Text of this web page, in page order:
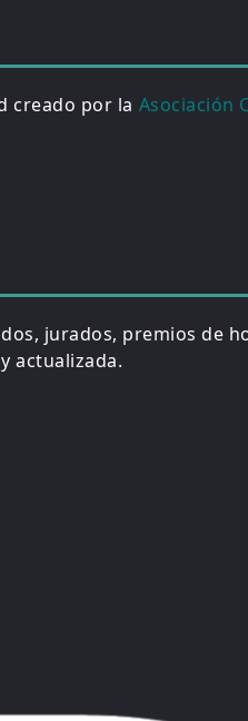
creado por la Asociación
jurados, premios de
actualizada.